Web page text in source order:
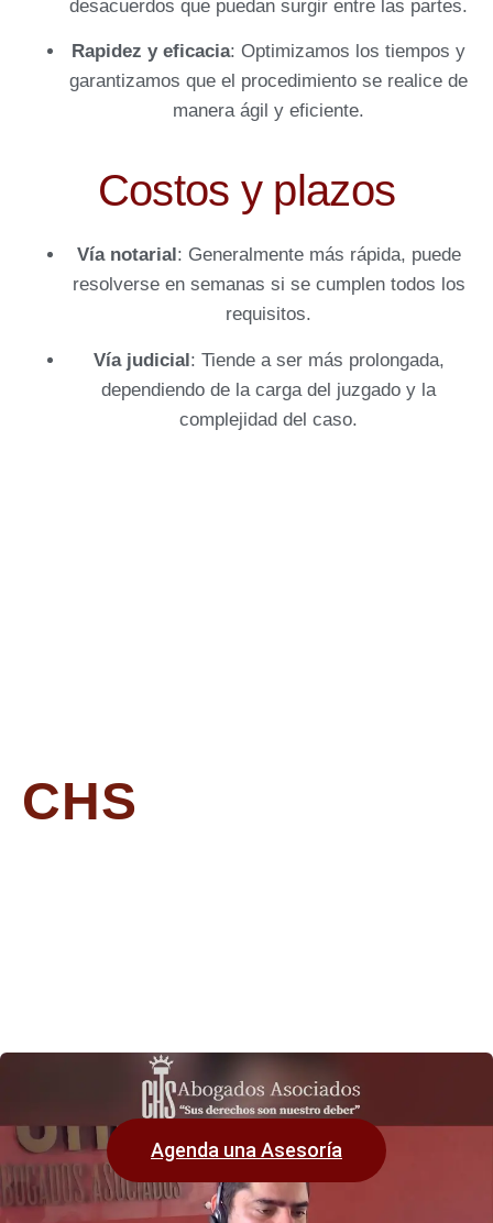
desacuerdos que puedan surgir entre las partes.
Rapidez y eficacia: Optimizamos los tiempos y
garantizamos que el procedimiento se realice de
manera ágil y eficiente.
Costos y plazos
Vía notarial : Generalmente más rápida, puede
resolverse en semanas si se cumplen todos los
requisitos.
Vía judicial: Tiende a ser más prolongada,
dependiendo de la carga del juzgado y la
complejidad del caso.
CHS
Agenda una Asesoría